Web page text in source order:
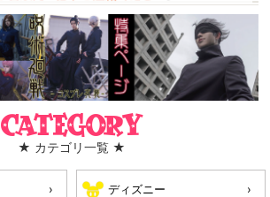
Category
★ カテゴリ一覧 ★
ディズニー